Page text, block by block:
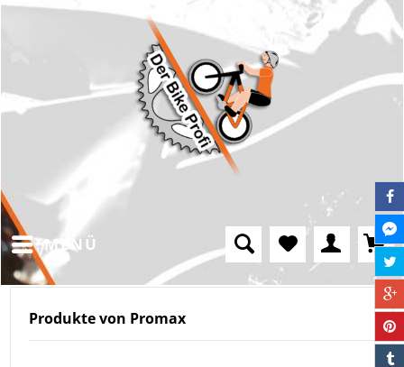
MENÜ
Produkte von Promax